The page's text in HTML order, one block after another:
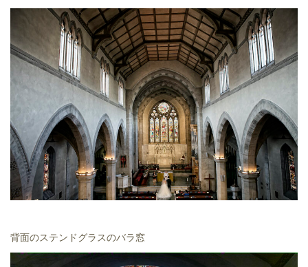
背面のステンドグラスのバラ窓